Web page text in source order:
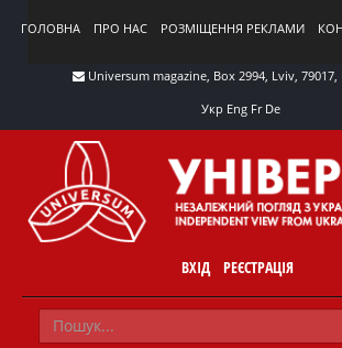
ГОЛОВНА ПРО НАС РОЗМІЩЕННЯ РЕКЛАМИ
Universum magazine, Box 2994, Lviv, 79017,
Укр Eng Fr De
ВХІД РЕЄСТРАЦІЯ